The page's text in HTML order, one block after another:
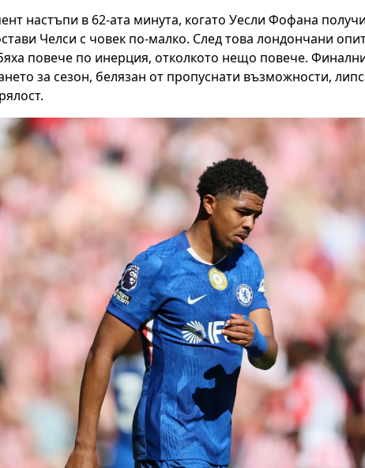
настъпи в 62-ата минута, когато Уесли Фофана
Челси с човек по-малко. След това лондончани
повече по инерция, отколкото нещо повече.
за сезон, белязан от пропуснати възможности,